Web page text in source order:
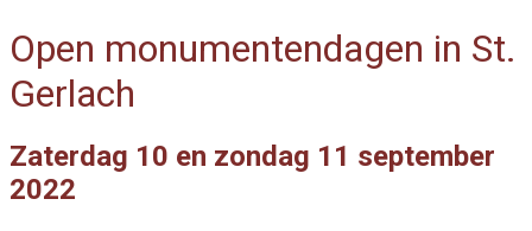
Open monumentendagen in St.
Gerlach
Zaterdag 10 en zondag 11 september
2022